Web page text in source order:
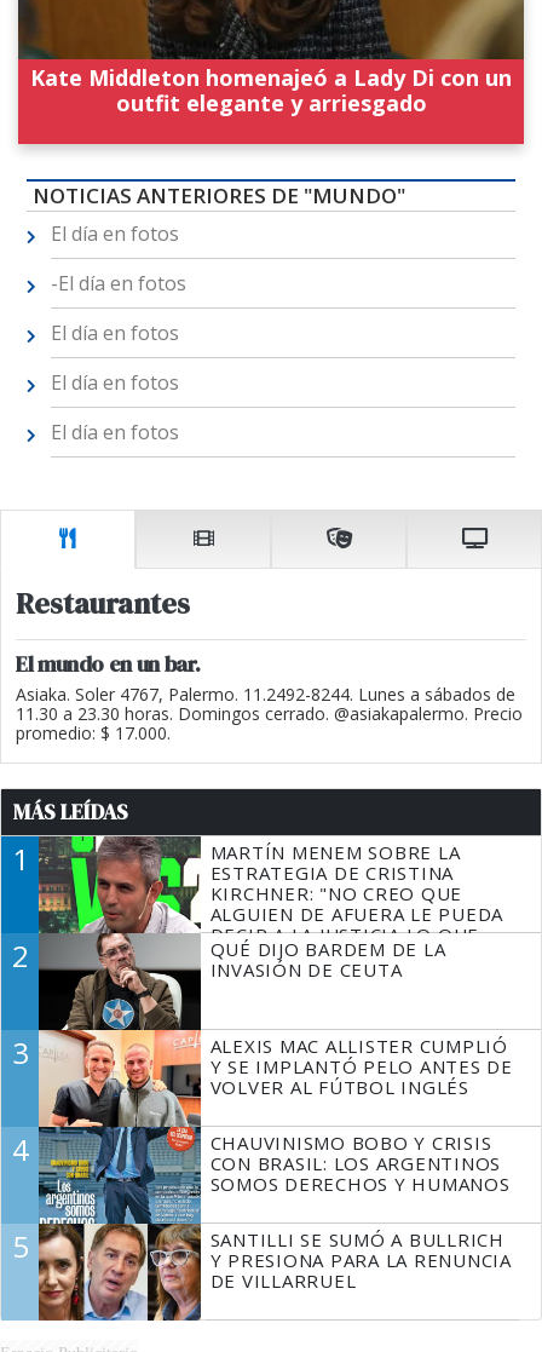
Kate Middleton homenajeó a Lady Di con un
outfit elegante y arriesgado
NOTICIAS ANTERIORES DE "MUNDO"
El día en fotos
-El día en fotos
El día en fotos
El día en fotos
El día en fotos
Restaurantes
El mundo en un bar.
Asiaka. Soler 4767, Palermo. 11.2492-8244. Lunes a sábados de
11.30 a 23.30 horas. Domingos cerrado. @asiakapalermo. Precio
promedio: $ 17.000.
MÁS LEÍDAS
1
MARTÍN MENEM SOBRE LA
ESTRATEGIA DE CRISTINA
KIRCHNER: "NO CREO QUE
ALGUIEN DE AFUERA LE PUEDA
DECIR A LA JUSTICIA LO QUE
TIENE QUE HACER"
2
QUÉ DIJO BARDEM DE LA
INVASIÓN DE CEUTA
3
ALEXIS MAC ALLISTER CUMPLIÓ
Y SE IMPLANTÓ PELO ANTES DE
VOLVER AL FÚTBOL INGLÉS
4
CHAUVINISMO BOBO Y CRISIS
CON BRASIL: LOS ARGENTINOS
SOMOS DERECHOS Y HUMANOS
5
SANTILLI SE SUMÓ A BULLRICH
Y PRESIONA PARA LA RENUNCIA
DE VILLARRUEL